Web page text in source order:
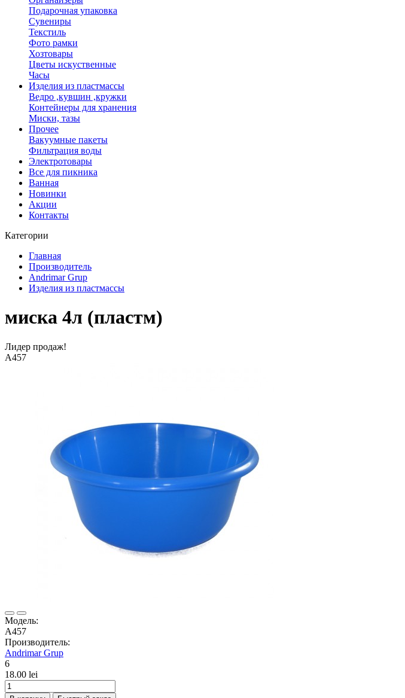
Подарочная упаковка
Сувениры
Текстиль
Фото рамки
Хозтовары
Цветы искуственные
Часы
Изделия из пластмассы
Ведро ,кувшин ,кружки
Контейнеры для хранения
Миски, тазы
Прочее
Вакуумные пакеты
Фильтрация воды
Электротовары
Все для пикника
Ванная
Новинки
Акции
Контакты
Категории
Главная
Производитель
Andrimar Grup
Изделия из пластмассы
миска 4л (пластм)
Лидер продаж!
А457
Модель:
А457
Производитель:
Andrimar Grup
6
18.00 lei